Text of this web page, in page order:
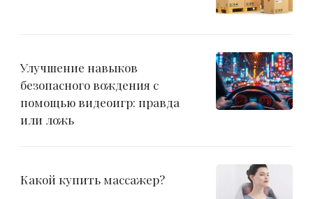
Улучшение навыков
безопасного вождения с
помощью видеоигр: правда
или ложь
Какой купить массажер?